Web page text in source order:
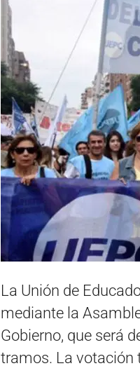
La Unión de
mediante la
Gobierno, que será
tramos. La votación